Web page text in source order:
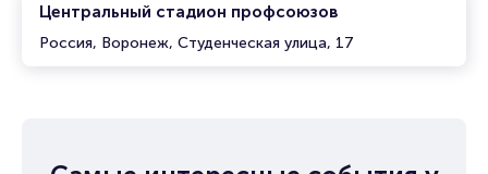
Центральный стадион профсоюзов
Россия, Воронеж, Студенческая улица, 17